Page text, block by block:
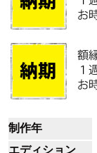
制作年
エディション